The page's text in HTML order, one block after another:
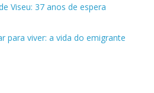
Viseu: 37 anos de espera
para viver: a vida do emigrante